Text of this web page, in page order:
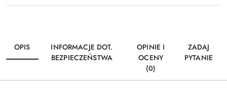
OPIS
INFORMACJE DOT.
BEZPIECZEŃSTWA
OPINIE I
OCENY
(0)
ZADAJ
PYTANIE